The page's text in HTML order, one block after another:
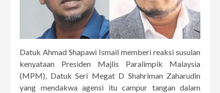
Datuk Ahmad Shapawi Ismail memberi reaksi susulan
kenyataan Presiden Majlis Paralimpik Malaysia
(MPM), Datuk Seri Megat D Shahriman Zaharudin
yang mendakwa agensi itu campur tangan dalam